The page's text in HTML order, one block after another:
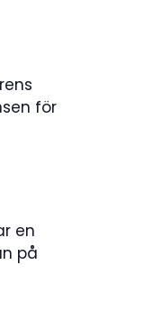
för
en
på